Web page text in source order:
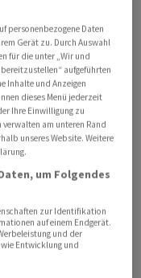
die höchsten
Gegenüber
dies einer
das Unternehmen
das Geschäftsjahr
können".
ein
gestellt,
Hofer
dass wir auf
der
erfolgreich
personenbezogene Daten
Gerät zu. Durch Auswahl
für die unter „Wir und
aufgeführten
Inhalte und Anzeigen
dieses Menü jederzeit
Ihre Einwilligung zu
am unteren Rand
unseres Website. Weitere
um Folgendes
zur Identifikation
auf einem Endgerät.
und der
Entwicklung und